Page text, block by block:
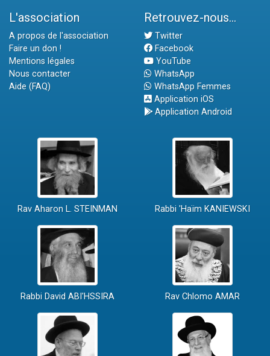
L'association
A propos de l'association
Faire un don !
Mentions légales
Nous contacter
Aide (FAQ)
Retrouvez-nous...
Twitter
Facebook
YouTube
WhatsApp
WhatsApp Femmes
Application iOS
Application Android
Rav Aharon L. STEINMAN Rabbi 'Haïm KANIEWSKI
Rabbi David ABI'HSSIRA Rav Chlomo AMAR